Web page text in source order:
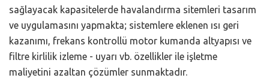
sağlayacak kapasitelerde havalandırma sitemleri tasarım
ve uygulamasını yapmakta; sistemlere eklenen ısı geri
kazanımı, frekans kontrollü motor kumanda altyapısı ve
filtre kirlilik izleme - uyarı vb. özellikler ile işletme
maliyetini azaltan çözümler sunmaktadır.